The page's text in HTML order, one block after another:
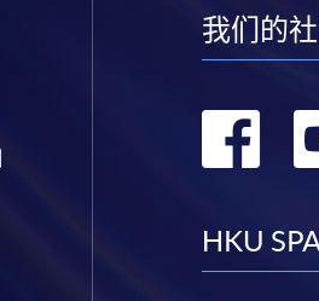
我们的
转
HKU